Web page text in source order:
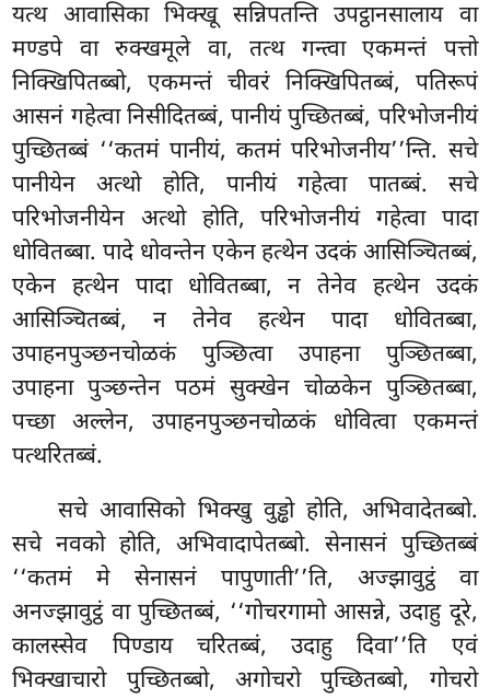
यत्थ आवासिका भिक्खू सन्निपतन्ति उपट्ठानसालाय वा
मण्डपे वा रुक्खमूले वा, तत्थ गन्त्वा एकमन्तं पत्तो
निक्खिपितब्बो, एकमन्तं चीवरं निक्खिपितब्बं, पतिरूपं
आसनं गहेत्वा निसीदितब्बं, पानीयं पुच्छितब्बं, परिभोजनीयं
पुच्छितब्बं ‘‘कतमं पानीयं, कतमं परिभोजनीय’’न्ति. सचे
पानीयेन अत्थो होति, पानीयं गहेत्वा पातब्बं. सचे
परिभोजनीयेन अत्थो होति, परिभोजनीयं गहेत्वा पादा
धोवितब्बा. पादे धोवन्तेन एकेनहत्थेन उदकं आसिञ्चितब्बं,
एकेन हत्थेन पादा धोवितब्बा, न तेनेव हत्थेन उदकं
आसिञ्चितब्बं, न तेनेव हत्थेन पादा धोवितब्बा,
उपाहनपुञ्छनचोळकं पुञ्छित्वा उपाहना पुञ्छितब्बा,
उपाहना पुञ्छन्तेन पठमं सुक्खेन चोळकेन पुञ्छितब्बा,
पच्छा अल्लेन, उपाहनपुञ्छनचोळकं धोवित्वा एकमन्तं
पत्थरितब्बं.
सचे आवासिको भिक्खु वुड्ढो होति, अभिवादेतब्बो.
सचे नवको होति, अभिवादापेतब्बो. सेनासनं पुच्छितब्बं
‘‘कतमं मे सेनासनं पापुणाती’’ति, अज्झावुट्ठं वा
अनज्झावुट्ठं वा पुच्छितब्बं, ‘‘गोचरगामो आसन्ने, उदाहु दूरे,
कालस्सेव पिण्डाय चरितब्बं, उदाहु दिवा’’ति एवं
भिक्खाचारो पुच्छितब्बो, अगोचरो पुच्छितब्बो, गोचरो